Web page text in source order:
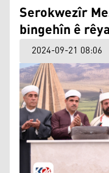
Serokwezîr
bingehîn ê
2024-09-21 08:06